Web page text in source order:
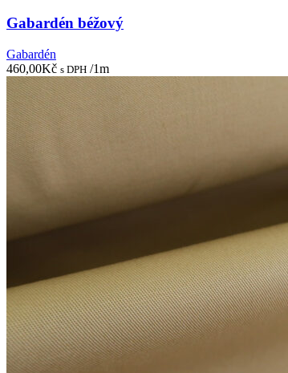
Gabardén béžový
Gabardén
460,00Kč s DPH /1m